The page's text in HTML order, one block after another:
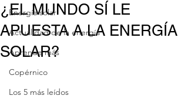
Energía solar
Actualidad de la energía
Aprende más
Copérnico
Los 5 más leídos
¿EL MUNDO SÍ LE
APUESTA A LA ENERGÍA
SOLAR?